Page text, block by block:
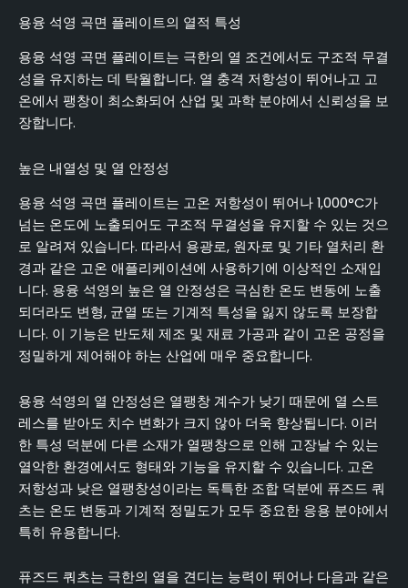
용융 석영 곡면 플레이트의 열적 특성
용융 석영 곡면 플레이트는 극한의 열 조건에서도 구조적 무결
성을 유지하는 데 탁월합니다. 열 충격 저항성이 뛰어나고 고
온에서 팽창이 최소화되어 산업 및 과학 분야에서 신뢰성을 보
장합니다.
높은 내열성 및 열 안정성
용융 석영 곡면 플레이트는 고온 저항성이 뛰어나 1,000°C가
넘는 온도에 노출되어도 구조적 무결성을 유지할 수 있는 것으
로 알려져 있습니다. 따라서 용광로, 원자로 및 기타 열처리 환
경과 같은 고온 애플리케이션에 사용하기에 이상적인 소재입
니다. 용융 석영의 높은 열 안정성은 극심한 온도 변동에 노출
되더라도 변형, 균열 또는 기계적 특성을 잃지 않도록 보장합
니다. 이 기능은 반도체 제조 및 재료 가공과 같이 고온 공정을
정밀하게 제어해야 하는 산업에 매우 중요합니다.
용융 석영의 열 안정성은 열팽창 계수가 낮기 때문에 열 스트
레스를 받아도 치수 변화가 크지 않아 더욱 향상됩니다. 이러
한 특성 덕분에 다른 소재가 열팽창으로 인해 고장날 수 있는
열악한 환경에서도 형태와 기능을 유지할 수 있습니다. 고온
저항성과 낮은 열팽창성이라는 독특한 조합 덕분에 퓨즈드 쿼
츠는 온도 변동과 기계적 정밀도가 모두 중요한 응용 분야에서
특히 유용합니다.
퓨즈드 쿼츠는 극한의 열을 견디는 능력이 뛰어나 다음과 같은